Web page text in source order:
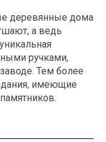
деревянные дома
а ведь
ручками,
Тем более
имеющие